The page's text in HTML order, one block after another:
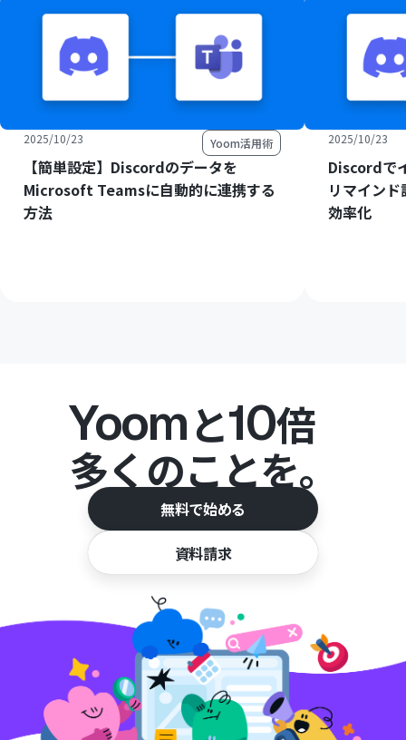
2025/10/23 Yoom活用術
【簡単設定】Discordのデータを
Microsoft Teamsに自動的に連携する
方法
2025/10/23
Discordで
リマイン
効率化
Yoomと10倍
多くのことを。
無料で始める
資料請求